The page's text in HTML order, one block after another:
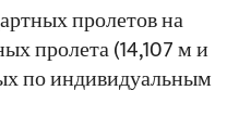
пролетов на
пролета (14,107 м и
по индивидуальным